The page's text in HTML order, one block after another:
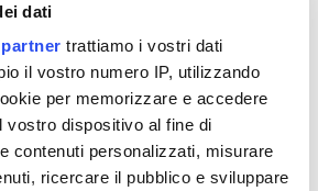
dati
trattiamo i vostri dati
il vostro numero IP, utilizzando
per memorizzare e accedere
vostro dispositivo al fine di
contenuti personalizzati, misurare
ricercare il pubblico e sviluppare
da tutte le parti. Quasi
un gruppo più piccolo fa solo
splendido, non è freddo, ma la
ci vuole, il reef è spettacolare:
cervello, foreste piene di
gialli, pesci Napoleone in